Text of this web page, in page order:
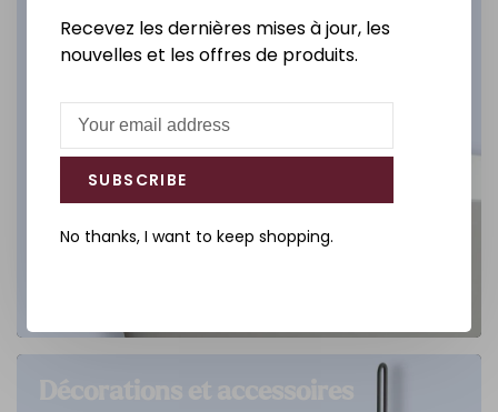
Décorations et accessoires
Recevez les dernières mises à jour, les
nouvelles et les offres de produits.
SUBSCRIBE
No thanks, I want to keep shopping.